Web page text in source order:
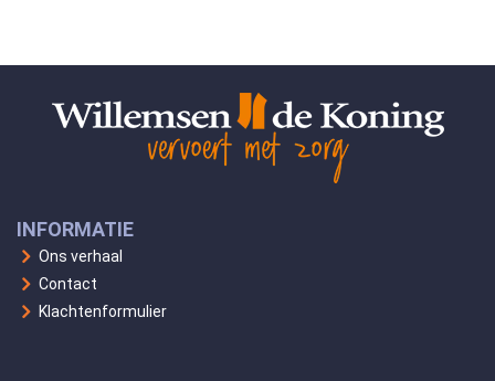
INFORMATIE
Ons verhaal
Contact
Klachtenformulier